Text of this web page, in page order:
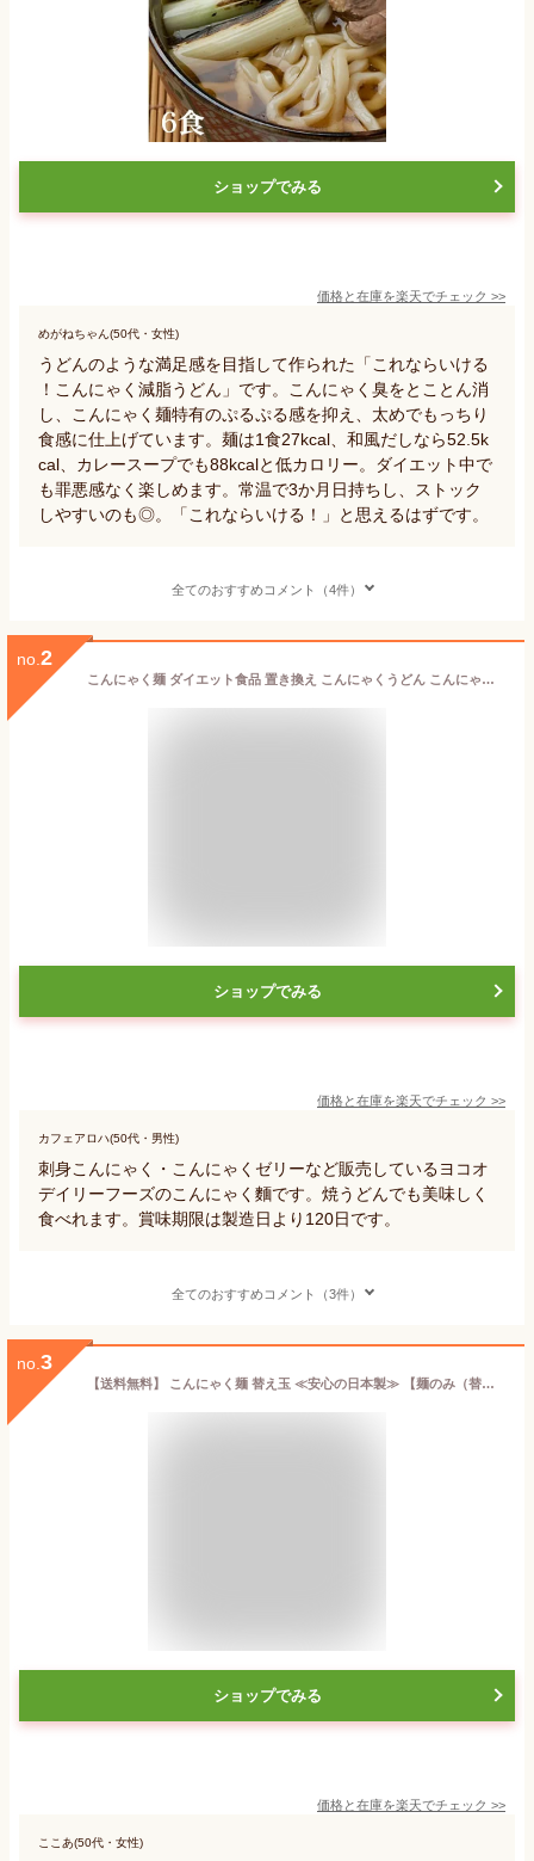
ショップでみる
価格と在庫を楽天でチェック >>
めがねちゃん(50代・女性)
うどんのような満足感を目指して作られた「これならいける
！こんにゃく減脂うどん」です。こんにゃく臭をとことん消
し、こんにゃく麺特有のぷるぷる感を抑え、太めでもっちり
食感に仕上げています。麺は1食27kcal、和風だしなら52.5k
cal、カレースープでも88kcalと低カロリー。ダイエット中で
も罪悪感なく楽しめます。常温で3か月日持ちし、ストック
しやすいのも◎。「これならいける！」と思えるはずです。
全てのおすすめコメント（4件）
no. 2
こんにゃく麺 ダイエット食品 置き換え こんにゃくうどん こんにゃくパーク 糖質0 カロリーオフ麺 うどん 平麺タイプ うどん麺 糖質ゼロ麺 糖質0麺 カロリーオフ麺 低カロリー 蒟蒻 こんにゃく 麺 群馬県産 ファスティング ヨコオデイリーフーズ (140g*5食入*1袋)
ショップでみる
価格と在庫を楽天でチェック >>
カフェアロハ(50代・男性)
刺身こんにゃく・こんにゃくゼリーなど販売しているヨコオ
デイリーフーズのこんにゃく麵です。焼うどんでも美味しく
食べれます。賞味期限は製造日より120日です。
全てのおすすめコメント（3件）
no. 3
【送料無料】 こんにゃく麺 替え玉 ≪安心の日本製≫ 【麺のみ（替え玉）120g×30袋】 美味しい 大容量 ダイエット食品 こんにゃくラーメン 置き換え 満腹感 低カロリー 糖質オフ 満腹感 コンニャクラーメン こんにゃくラーメン太麺 こんにゃくうどん おかわり 蒟蒻麺
ショップでみる
価格と在庫を楽天でチェック >>
ここあ(50代・女性)